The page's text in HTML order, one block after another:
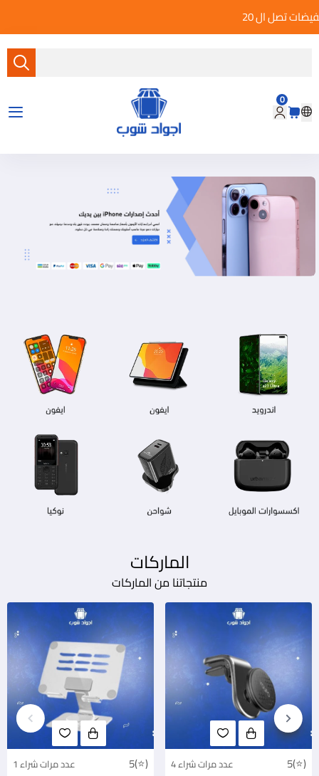
متجر أجواد شوب
0
الماركات
منتجاتنا من الماركات
1 عدد مرات شراء 5(⭐) 4 عدد مرات شراء 5(⭐)